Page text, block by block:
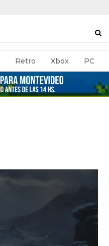
Retro Xbox PC